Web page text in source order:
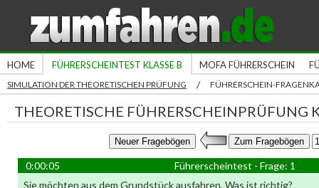
HOME FÜHRERSCHEINTEST KLASSE B MOFA FÜHRERSCHEIN
SIMULATION DER THEORETISCHEN PRÜFUNG / FÜHRERSCHEIN-
THEORETISCHE FÜHRERSCHEINPRÜFUNG
0:00:06
Führerscheintest - Frage: 1
Sie möchten aus dem Grundstück ausfahren. Was ist richtig?